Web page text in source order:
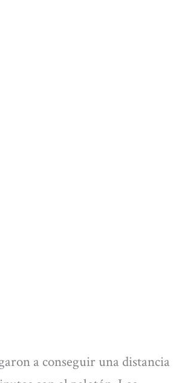
a conseguir una distancia